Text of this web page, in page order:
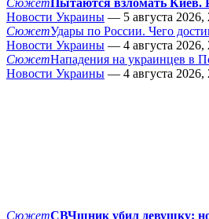
Сюжет Пытаются взломать Киев.
Новости Украины — 5 августа 2026,
СюжетУдары по России. Чего
Новости Украины — 4 августа 2026,
СюжетНападения на украинцев в
Новости Украины — 4 августа 2026,
СюжетСВЧшник убил девушку: